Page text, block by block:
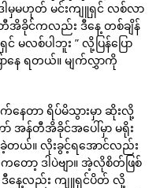
ါမှမဟုတ် မင်းကျူရှင် လစ်လာ
တီအိခိုင်ကလည်း ဒီနေ့ တစ်ချိန်
မလစ်ပါဘူး ” လို့ပြန်ပြော
နေ ရတယ်။ မျက်လွှာကို
က်နေတာ ရိပ်မိသွားမှာ ဆိုးလို့
ော် အန်တီအိခိုင်အပေါ်မှာ မရိုး
ခဲ့တယ်။ လိုးခွင့်ရအောင်လည်း
ကတော့ ဒါပဲဗျာ။ အဲ့လိုစိတ်ဖြစ်
ာ ဒီနေ့လည်း ကျူရှင်ပိတ် လို့